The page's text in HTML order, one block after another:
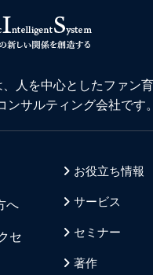
人を中心としたファン
ンサルティング会社です。
へ
セ
お役立ち情報
サービス
セミナー
著作